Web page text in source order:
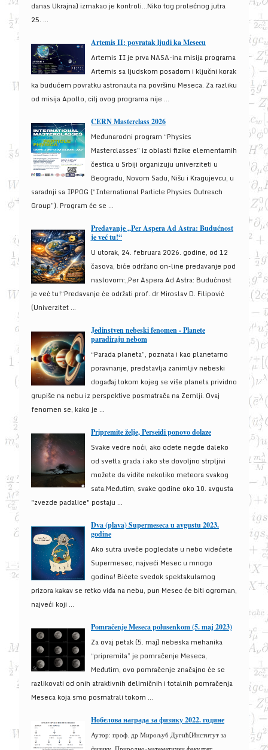
danas Ukrajna) izmakao je kontroli...Niko tog prolećnog jutra
25. ...
Artemis II: povratak ljudi ka Mesecu
Artemis II je prva NASA-ina misija programa
Artemis sa ljudskom posadom i ključni korak
ka budućem povratku astronauta na površinu Meseca. Za razliku
od misija Apollo, cilj ovog programa nije ...
CERN Masterclass 2026
Međunarodni program “Physics
Masterclasses” iz oblasti fizike elementarnih
čestica u Srbiji organizuju univerziteti u
Beogradu, Novom Sadu, Nišu i Kragujevcu, u
saradnji sa IPPOG (“International Particle Physics Outreach
Group”). Program će se ...
Predavanje „Per Aspera Ad Astra: Budućnost
je već tu!“
U utorak, 24. februara 2026. godine, od 12
časova, biće održano on-line predavanje pod
naslovom:„Per Aspera Ad Astra: Budućnost
je već tu!“Predavanje će održati prof. dr Miroslav D. Filipović
(Univerzitet ...
Jedinstven nebeski fenomen - Planete
paradiraju nebom
“Parada planeta”, poznata i kao planetarno
poravnanje, predstavlja zanimljiv nebeski
događaj tokom kojeg se više planeta prividno
grupiše na nebu iz perspektive posmatrača na Zemlji. Ovaj
fenomen se, kako je ...
Pripremite želje, Perseidi ponovo dolaze
Svake vedre noći, ako odete negde daleko
od svetla grada i ako ste dovoljno strpljivi
možete da vidite nekoliko meteora svakog
sata.Međutim, svake godine oko 10. avgusta
"zvezde padalice" postaju ...
Dva (plava) Supermeseca u avgustu 2023.
godine
Ako sutra uveče pogledate u nebo videćete
Supermesec, najveći Mesec u mnogo
godina! Bićete svedok spektakularnog
prizora kakav se retko viđa na nebu, pun Mesec će biti ogroman,
najveći koji ...
Pomračenje Meseca polusenkom (5. maj 2023)
Za ovaj petak (5. maj) nebeska mehanika
“pripremila” je pomračenje Meseca,
Međutim, ovo pomračenje značajno će se
razlikovati od onih atraktivnih delimičnih i totalnih pomračenja
Meseca koja smo posmatrali tokom ...
Нобелова награда за физику 2022. године
Аутор: проф. др Мирољуб Дугић(Институт за